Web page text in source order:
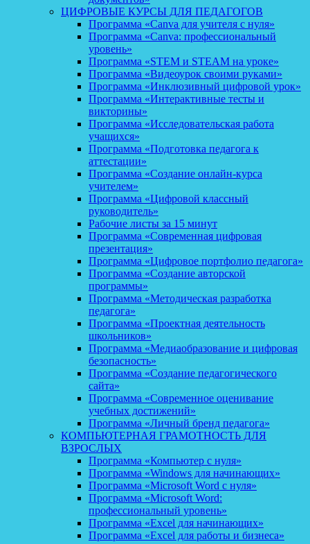
ЦИФРОВЫЕ КУРСЫ ДЛЯ ПЕДАГОГОВ
Программа «Canva для учителя с нуля»
Программа «Canva: профессиональный
уровень»
Программа «STEM и STEAM на уроке»
Программа «Видеоурок своими руками»
Программа «Инклюзивный цифровой урок»
Программа «Интерактивные тесты и
викторины»
Программа «Исследовательская работа
учащихся»
Программа «Подготовка педагога к
аттестации»
Программа «Создание онлайн-курса
учителем»
Программа «Цифровой классный
руководитель»
Рабочие листы за 15 минут
Программа «Современная цифровая
презентация»
Программа «Цифровое портфолио педагога»
Программа «Создание авторской
программы»
Программа «Методическая разработка
педагога»
Программа «Проектная деятельность
школьников»
Программа «Медиаобразование и цифровая
безопасность»
Программа «Создание педагогического
сайта»
Программа «Современное оценивание
учебных достижений»
Программа «Личный бренд педагога»
КОМПЬЮТЕРНАЯ ГРАМОТНОСТЬ ДЛЯ
ВЗРОСЛЫХ
Программа «Компьютер с нуля»
Программа «Windows для начинающих»
Программа «Microsoft Word с нуля»
Программа «Microsoft Word:
профессиональный уровень»
Программа «Excel для начинающих»
Программа «Excel для работы и бизнеса»